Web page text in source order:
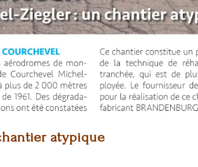
atypique